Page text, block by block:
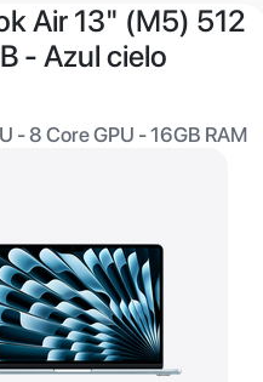
Air 13" (M5) 512
- Azul cielo
- 8 Core GPU - 16GB RAM